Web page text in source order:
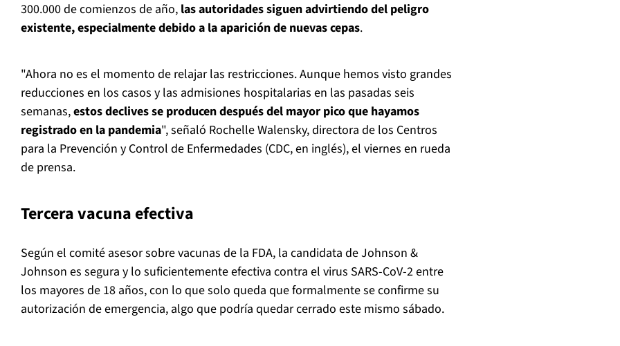
300.000 de comienzos de año, las autoridades siguen advirtiendo del peligro
existente, especialmente debido a la aparición de nuevas cepas.
"Ahora no es el momento de relajar las restricciones. Aunque hemos visto grandes
reducciones en los casos y las admisiones hospitalarias en las pasadas seis
semanas,estos declives se producen después del mayor pico que hayamos
registrado en la pandemia", señaló Rochelle Walensky, directora de los Centros
para la Prevención y Control de Enfermedades (CDC, en inglés), el viernes en rueda
de prensa.
Tercera vacuna efectiva
Según el comité asesor sobre vacunas de la FDA, la candidata de Johnson &
Johnson es segura y lo suficientemente efectiva contra el virus SARS-CoV-2 entre
los mayores de 18 años, con lo que solo queda que formalmente se confirme su
autorización de emergencia, algo que podría quedar cerrado este mismo sábado.